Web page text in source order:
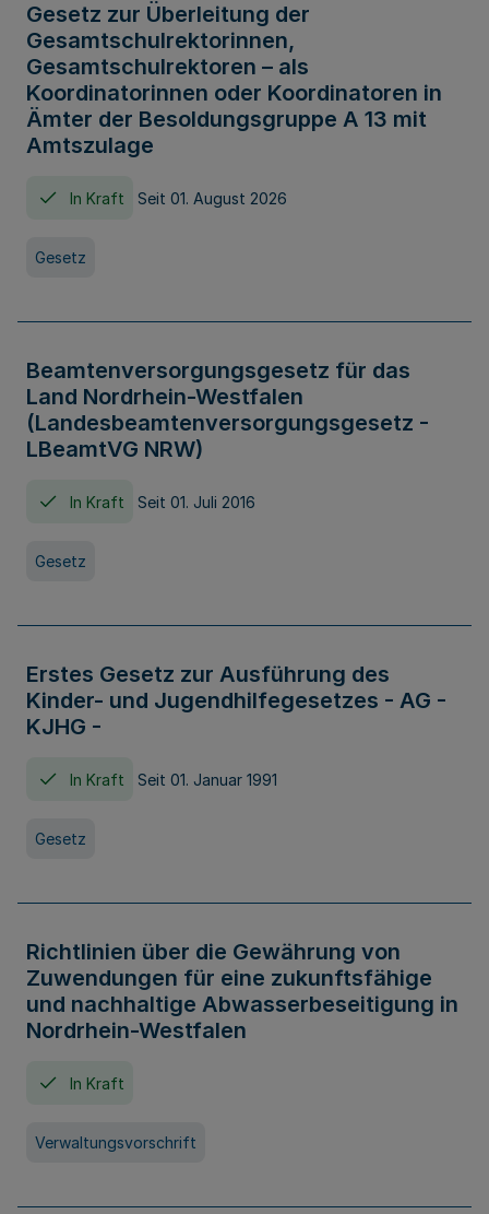
Gesetz zur Überleitung der
Gesamtschulrektorinnen,
Gesamtschulrektoren – als
Koordinatorinnen oder Koordinatoren in
Ämter der Besoldungsgruppe A 13 mit
Amtszulage
In Kraft Seit 01. August 2026
Gesetz
Beamtenversorgungsgesetz für das
Land Nordrhein-Westfalen
(Landesbeamtenversorgungsgesetz -
LBeamtVG NRW)
In Kraft Seit 01. Juli 2016
Gesetz
Erstes Gesetz zur Ausführung des
Kinder- und Jugendhilfegesetzes - AG -
KJHG -
In Kraft Seit 01. Januar 1991
Gesetz
Richtlinien über die Gewährung von
Zuwendungen für eine zukunftsfähige
und nachhaltige Abwasserbeseitigung in
Nordrhein-Westfalen
In Kraft
Verwaltungsvorschrift